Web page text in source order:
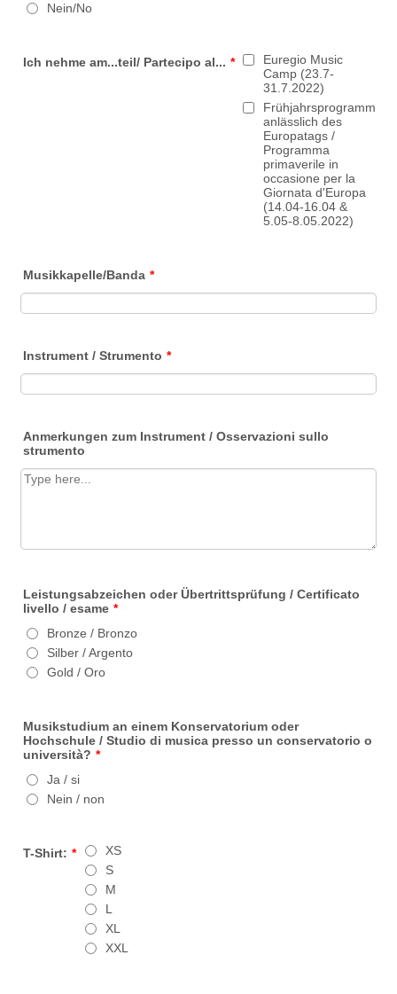
Nein/No
Ich nehme am...teil/ Partecipo al... *
Euregio Music
Camp (23.7-
31.7.2022)
Frühjahrsprogramm
anlässlich des
Europatags /
Programma
primaverile in
occasione per la
Giornata d'Europa
(14.04-16.04 &
5.05-8.05.2022)
Musikkapelle/Banda *
Instrument / Strumento *
Anmerkungen zum Instrument / Osservazioni sullo
strumento
Leistungsabzeichen oder Übertrittsprüfung / Certificato
livello / esame *
Bronze / Bronzo
Silber / Argento
Gold / Oro
Musikstudium an einem Konservatorium oder
Hochschule / Studio di musica presso un conservatorio o
università? *
Ja / si
Nein / non
T-Shirt: *
XS
S
M
L
XL
XXL